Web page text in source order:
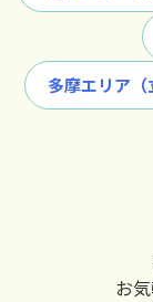
多摩エリア（
お